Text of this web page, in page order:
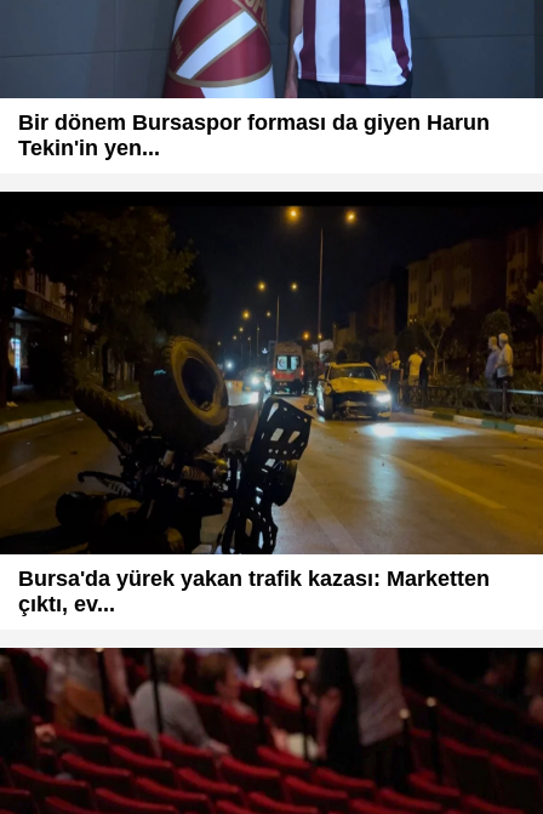
Bir dönem Bursaspor forması da giyen Harun
Tekin'in yen...
Bursa'da yürek yakan trafik kazası: Marketten
çıktı, ev...